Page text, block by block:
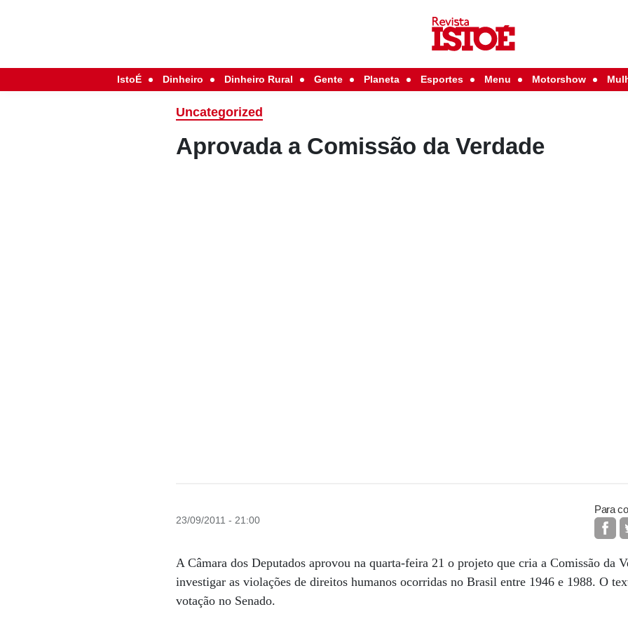
IstoÉ Dinheiro Dinheiro Rural Gente Planeta Esportes Menu Motorshow
Uncategorized
Aprovada a Comissão da Verdade
23/09/2011 - 21:00
Para
A Câmara dos Deputados aprovou na quarta-feira 21 o projeto que cria a Comissão da
investigar as violações de direitos humanos ocorridas no Brasil entre 1946 e 1988. O
votação no Senado.